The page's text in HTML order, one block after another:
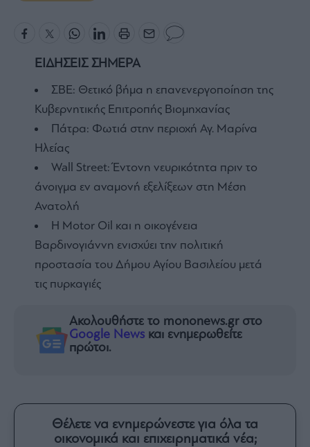
ΕΙΔΗΣΕΙΣ ΣΗΜΕΡΑ
ΣΒΕ: Θετικό βήμα η επανενεργοποίηση της
Κυβερνητικής Επιτροπής Βιομηχανίας
Πάτρα: Φωτιά στην περιοχή Αγ. Μαρίνα
Ηλείας
Wall Street: Έντονη νευρικότητα πριν το
άνοιγμα εν αναμονή εξελίξεων στη Μέση
Ανατολή
Η Motor Oil και η οικογένεια
Βαρδινογιάννη ενισχύει την πολιτική
προστασία του Δήμου Αγίου Βασιλείου μετά
τις πυρκαγιές
Ακολουθήστε το mononews.gr στο
Google News και ενημερωθείτε
πρώτοι.
Θέλετε να ενημερώνεστε για όλα τα
οικονομικά και επιχειρηματικά νέα;